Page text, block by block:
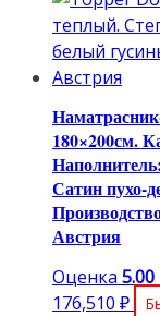
180×200см.
Сатин пухо-
Австрия
Оценка 5.00
176,510 ₽